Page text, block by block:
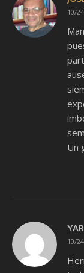
10/
Un
10/